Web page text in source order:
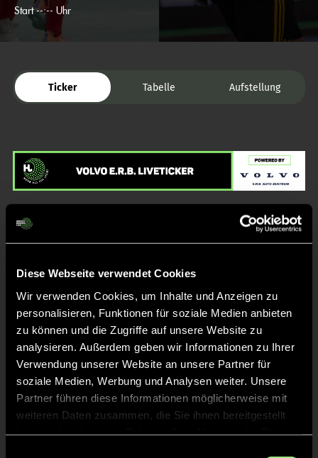
Diese Webseite verwendet Cookies
Wir verwenden Cookies, um Inhalte und Anzeigen zu
personalisieren, Funktionen für soziale Medien anbieten
zu können und die Zugriffe auf unsere Website zu
analysieren. Außerdem geben wir Informationen zu Ihrer
Verwendung unserer Website an unsere Partner für
soziale Medien, Werbung und Analysen weiter. Unsere
Partner führen diese Informationen möglicherweise mit
weiteren Daten zusammen, die Sie ihnen bereitgestellt
Start --:-- Uhr
Ticker Tabelle Aufstellung
Liveticker
Keine Daten verfügbar.